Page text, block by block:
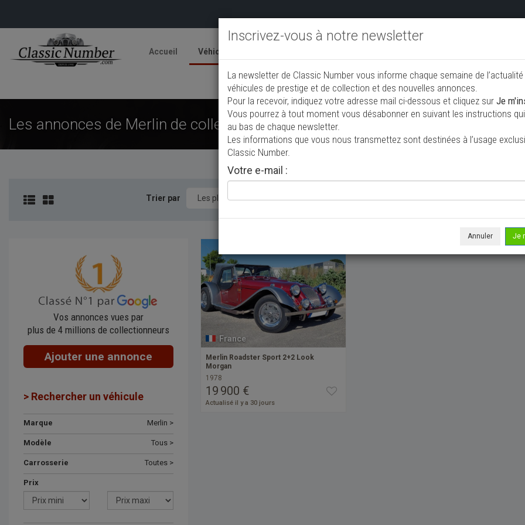
Accueil Véhicules
Ajouter une annonce
Les annonces de Merlin de collection à vendre
Trier par
Vos annonces vues par
plus de 4 millions de collectionneurs
Ajouter une annonce
> Rechercher un véhicule
Marque Merlin >
Modèle Tous >
Carrosserie Toutes >
Prix
France
Merlin Roadster Sport 2+2 Look
Morgan
1978
19 900 €
Actualisé il y a 30 jours
Inscrivez-vous à notre newsletter
La newsletter de Classic Number vous informe chaque semaine de
véhicules de prestige et de collection et des nouvelles annonces.
Pour la recevoir, indiquez votre adresse mail ci-dessous et cliquez sur Je
Vous pourrez à tout moment vous désabonner en suivant les instructions
au bas de chaque newsletter.
Les informations que vous nous transmettez sont destinées à l’usage
Classic Number.
Votre e-mail :
Annuler Je